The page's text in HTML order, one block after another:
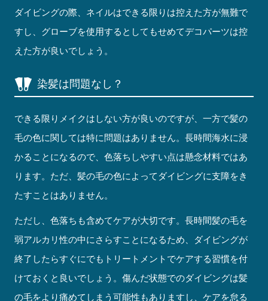
ダイビングの際、ネイルはできる限りは控えた方が無難で
すし、グローブを使用するとしてもせめてデコパーツは控
えた方が良いでしょう。
染髪は問題なし？
できる限りメイクはしない方が良いのですが、一方で髪の
毛の色に関しては特に問題はありません。長時間海水に浸
かることになるので、色落ちしやすい点は懸念材料ではあ
ります。ただ、髪の毛の色によってダイビングに支障をき
たすことはありません。
ただし、色落ちも含めてケアが大切です。長時間髪の毛を
弱アルカリ性の中にさらすことになるため、ダイビングが
終了したらすぐにでもトリートメントでケアする習慣を付
けておくと良いでしょう。傷んだ状態でのダイビングは髪
の毛をより痛めてしまう可能性もありますし、ケアを怠る